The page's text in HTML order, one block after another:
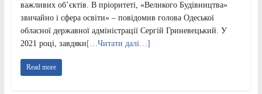
важливих об’єктів. В пріоритеті, «Великого Будівництва»
звичайно і сфера освіти» – повідомив голова Одеської
обласної державної адміністрації Сергій Гриневецький. У
2021 році, завдяки […Читати далі…]
Read more